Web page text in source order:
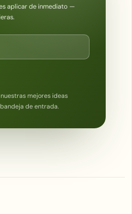
aplicar de inmediato —
mejores ideas
de entrada.